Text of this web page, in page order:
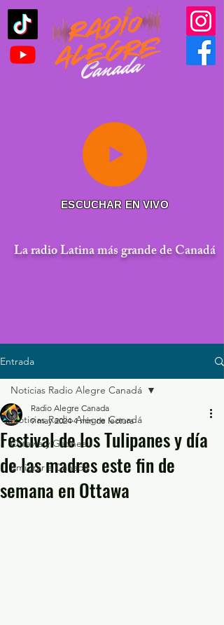
ESCUCHAR EN VIVO
La radio Latina más grande de Canadá
Entrada
Noticias Radio Alegre Canadá
Ottawa y Gatineau
Emigrar a Canadá
Noticias Radio Alegre Canadá
Festival de los Tulipanes y día
de las madres este fin de
semana en Ottawa
Radio Alegre Canada
9 may 2024 4 min de lectura